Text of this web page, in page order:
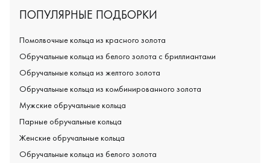
ПОПУЛЯРНЫЕ ПОДБОРКИ
Помолвочные кольца из красного золота
Обручальные кольца из белого золота с бриллиантами
Обручальные кольца из желтого золота
Обручальные кольца из комбинированного золота
Мужские обручальные кольца
Парные обручальные кольца
Женские обручальные кольца
Обручальные кольца из белого золота